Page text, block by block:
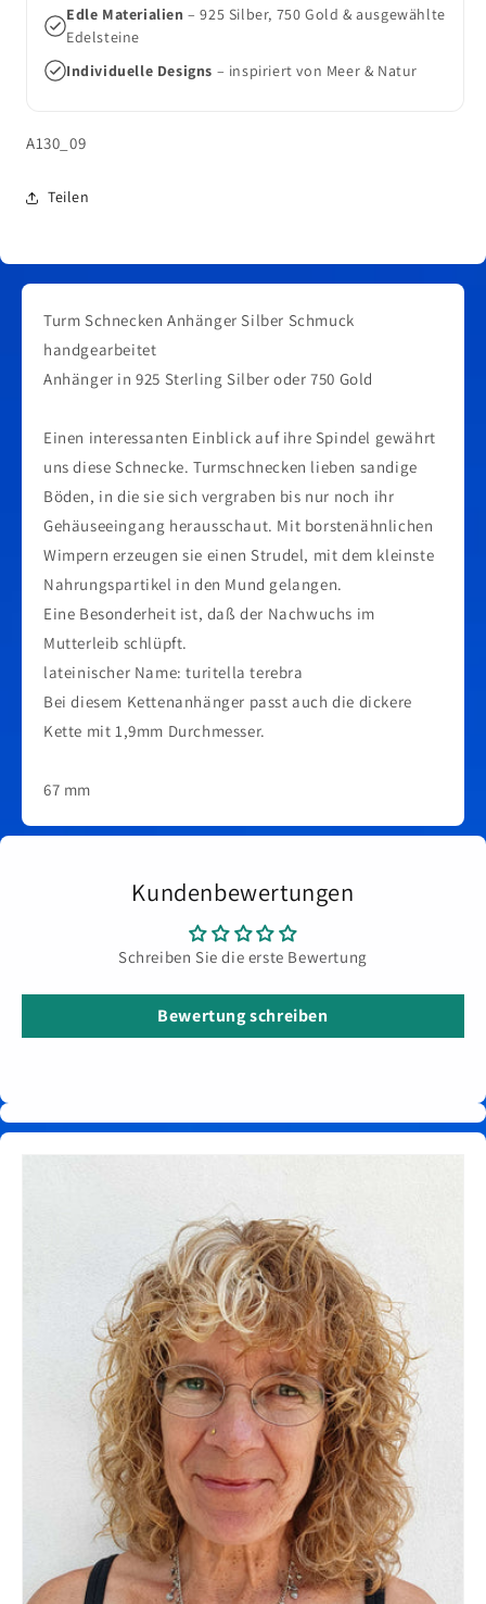
Edle Materialien – 925 Silber, 750 Gold & ausgewählte
Edelsteine
Individuelle Designs – inspiriert von Meer & Natur
SKU:
A130_09
Teilen
Turm Schnecken Anhänger Silber Schmuck
handgearbeitet
Anhänger in 925 Sterling Silber oder 750 Gold
Einen interessanten Einblick auf ihre Spindel gewährt
uns diese Schnecke. Turmschnecken lieben sandige
Böden, in die sie sich vergraben bis nur noch ihr
Gehäuseeingang herausschaut. Mit borstenähnlichen
Wimpern erzeugen sie einen Strudel, mit dem kleinste
Nahrungspartikel in den Mund gelangen.
Eine Besonderheit ist, daß der Nachwuchs im
Mutterleib schlüpft.
lateinischer Name: turitella terebra
Bei diesem Kettenanhänger passt auch die dickere
Kette mit 1,9mm Durchmesser.
67 mm
Kundenbewertungen
Schreiben Sie die erste Bewertung
Bewertung schreiben